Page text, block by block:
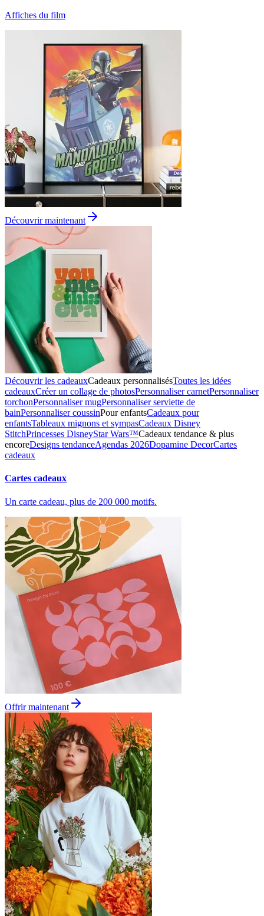
Affiches du film
Découvrir maintenant
Découvrir les cadeauxCadeaux personnalisésToutes les idées
cadeauxCréer un collage de photosPersonnaliser carnetPersonnaliser
torchonPersonnaliser mugPersonnaliser serviette de
bainPersonnaliser coussinPour enfantsCadeaux pour
enfantsTableaux mignons et sympasCadeaux Disney
StitchPrincesses DisneyStar Wars™Cadeaux tendance & plus
encoreDesigns tendanceAgendas 2026Dopamine DecorCartes
cadeaux
Cartes cadeaux
Un carte cadeau, plus de 200 000 motifs.
Offrir maintenant